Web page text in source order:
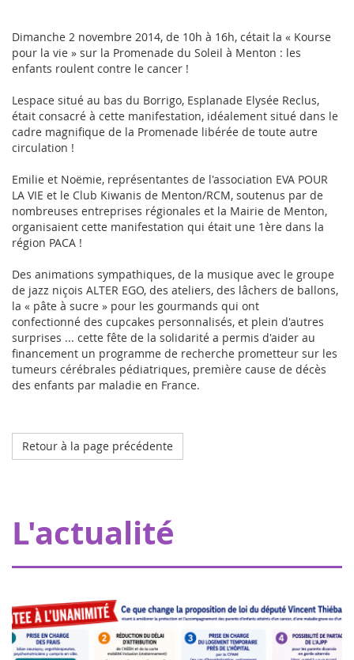
Dimanche 2 novembre 2014, de 10h à 16h, cétait la « Kourse
pour la vie » sur la Promenade du Soleil à Menton : les
enfants roulent contre le cancer !
Lespace situé au bas du Borrigo, Esplanade Elysée Reclus,
était consacré à cette manifestation, idéalement situé dans le
cadre magnifique de la Promenade libérée de toute autre
circulation !
Emilie et Noëmie, représentantes de l'association EVA POUR
LA VIE et le Club Kiwanis de Menton/RCM, soutenus par de
nombreuses entreprises régionales et la Mairie de Menton,
organisaient cette manifestation qui était une 1ère dans la
région PACA !
Des animations sympathiques, de la musique avec le groupe
de jazz niçois ALTER EGO, des ateliers, des lâchers de ballons,
la « pâte à sucre » pour les gourmands qui ont
confectionné des cupcakes personnalisés, et plein d'autres
surprises ... cette fête de la solidarité a permis d'aider au
financement un programme de recherche prometteur sur les
tumeurs cérébrales pédiatriques, première cause de décès
des enfants par maladie en France.
Retour à la page précédente
L'actualité
subvention de 20000€ permettant à Pharmavie de mettre
en place un espace dédié aux petits patients atteints